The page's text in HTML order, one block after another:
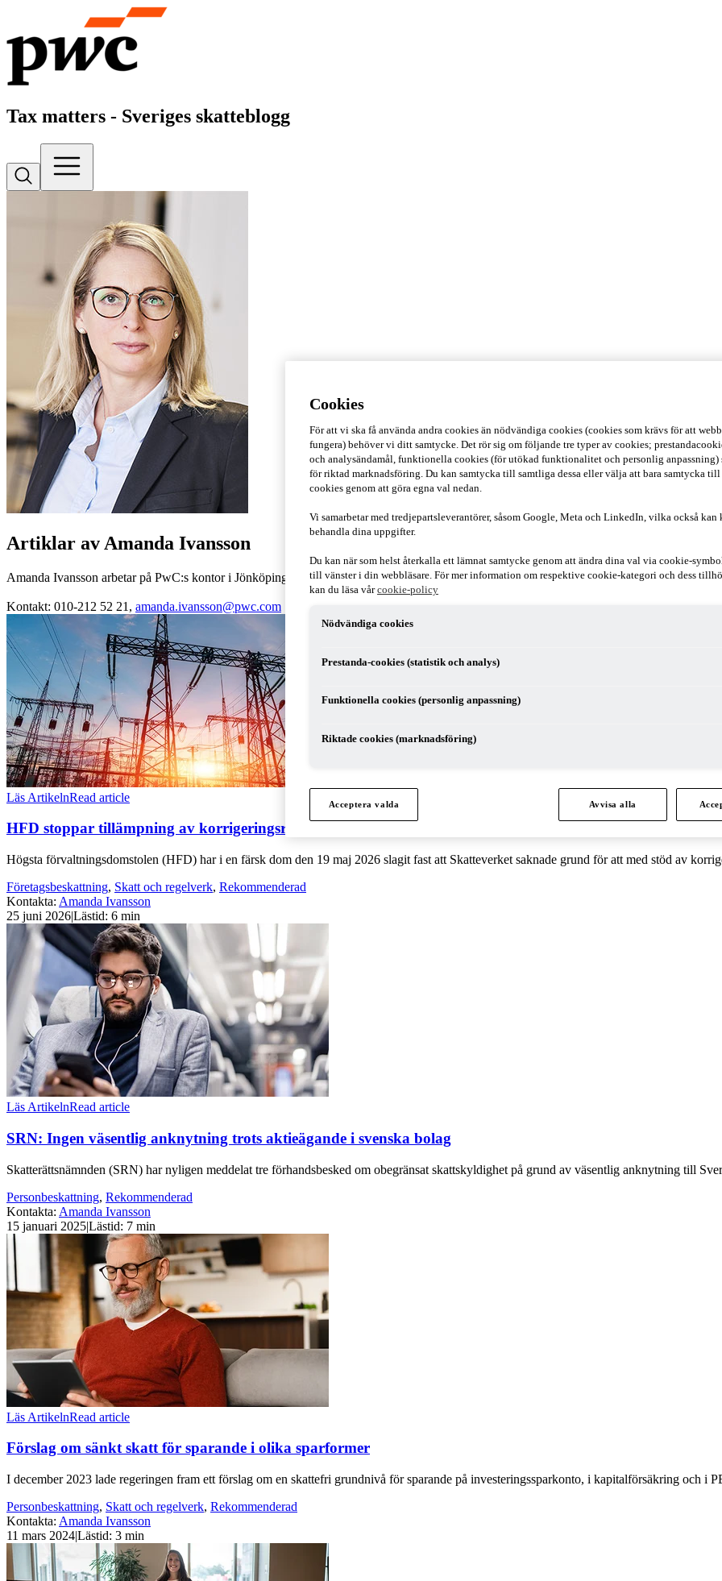
Tax matters - Sveriges skatteblogg
Artiklar av Amanda Ivansson
Amanda Ivansson arbetar på PwC:s kontor i Jönköping med internprissättning och frågor som uppstår i samband med omstruktureringar
Kontakt: 010-212 52 21, amanda.ivansson@pwc.com
Läs ArtikelnRead article
HFD stoppar tillämpning av korrigeringsregeln på skadestånd
Högsta förvaltningsdomstolen (HFD) har i en färsk dom den 19 maj 2026 slagit fast att Skatteverket saknade grund för att med stöd av
Företagsbeskattning, Skatt och regelverk, Rekommenderad
Kontakta: Amanda Ivansson
25 juni 2026|Lästid: 6 min
Läs ArtikelnRead article
SRN: Ingen väsentlig anknytning trots aktieägande i svenska bolag
Skatterättsnämnden (SRN) har nyligen meddelat tre förhandsbesked om obegränsat skattskyldighet på grund av väsentlig anknytning till
Personbeskattning, Rekommenderad
Kontakta: Amanda Ivansson
15 januari 2025|Lästid: 7 min
Läs ArtikelnRead article
Förslag om sänkt skatt för sparande i olika sparformer
I december 2023 lade regeringen fram ett förslag om en skattefri grundnivå för sparande på investeringssparkonto, i kapitalförsäkring och i
Personbeskattning, Skatt och regelverk, Rekommenderad
Kontakta: Amanda Ivansson
11 mars 2024|Lästid: 3 min
Cookies
För att vi ska få använda andra cookies än nödvändiga cookies (cookies som krävs för att
fungera) behöver vi ditt samtycke. Det rör sig om följande tre typer av cookies;
och analysändamål, funktionella cookies (för utökad funktionalitet och personlig anpassning)
för riktad marknadsföring. Du kan samtycka till samtliga dessa eller välja att bara samtycka
cookies genom att göra egna val nedan.
Vi samarbetar med tredjepartsleverantörer, såsom Google, Meta och LinkedIn, vilka också kan
behandla dina uppgifter.
Du kan när som helst återkalla ett lämnat samtycke genom att ändra dina val via cookie-
till vänster i din webbläsare. För mer information om respektive cookie-kategori och dess
kan du läsa vårcookie-policy
Nödvändiga cookies
Prestanda-cookies (statistik och analys)
Funktionella cookies (personlig anpassning)
Riktade cookies (marknadsföring)
Acceptera valda Avvisa alla